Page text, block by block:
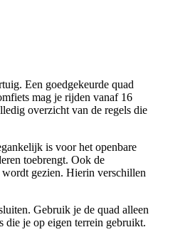
Een goedgekeurde quad
mag je rijden vanaf 16
overzicht van de regels die
is voor het openbare
toebrengt. Ook de
wordt gezien. Hierin verschillen
Gebruik je de quad alleen
die je op eigen terrein gebruikt.